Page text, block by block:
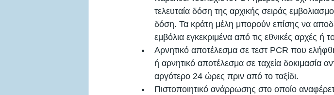
τελευταία δόση της αρχικής σειράς
δόση. Τα κράτη μέλη μπορούν επίσης να
εμβόλια εγκεκριμένα από τις εθνικές αρχές ή
Αρνητικό αποτέλεσμα σε τεστ PCR που
ή αρνητικό αποτέλεσμα σε ταχεία δοκιμασία
αργότερο 24 ώρες πριν από το ταξίδι.
Πιστοποιητικό ανάρρωσης στο οποίο